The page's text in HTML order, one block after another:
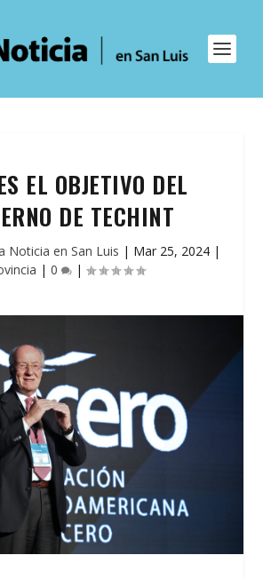
EL OBJETIVO DEL
DE TECHINT
Noticia en San Luis | Mar 25, 2024|
| 0 |